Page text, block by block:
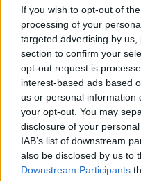
If you wish to opt-out of
processing of your
targeted advertising by
section to confirm your
opt-out request is
interest-based ads based
us or personal information
your opt-out. You may
disclosure of your
IAB’s list of downstream
also be disclosed by us to
Downstream Participants